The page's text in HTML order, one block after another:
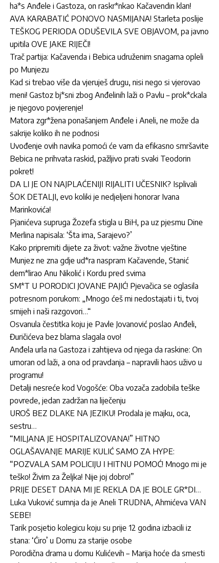
ha*s Anđele i Gastoza, on raskr*nkao Kačavendin klan!
AVA KARABATIĆ PONOVO NASMIJANA! Starleta poslije
TEŠKOG PERIODA ODUŠEVILA SVE OBJAVOM, pa javno
upitila OVE JAKE RIJEČI!
Trač partija: Kačavenda i Bebica udruženim snagama opleli
po Munjezu
Kad si trebao više da vjeruješ drugu, nisi nego si vjerovao
meni! Gastoz bj*sni zbog Anđelinih laži o Pavlu – prok*ckala
je njegovo povjerenje!
Matora zgr*žena ponašanjem Anđele i Aneli, ne može da
sakrije koliko ih ne podnosi
Uvođenje ovih navika pomoći će vam da efikasno smršavite
Bebica ne prihvata raskid, pažljivo prati svaki Teodorin
pokret!
DA LI JE ON NAJPLAĆENIJI RIJALITI UČESNIK? Isplivali
ŠOK DETALJI, evo koliki je nedjeljeni honorar Ivana
Marinkovića!
Pjanićeva supruga Žozefa stigla u BiH, pa uz pjesmu Dine
Merlina napisala: ‘Šta ima, Sarajevo?’
Kako pripremiti dijete za život: važne životne vještine
Munjez ne zna gdje ud*ra naspram Kačavende, Stanić
dem*lirao Anu Nikolić i Kordu pred svima
SM*T U PORODICI JOVANE PAJIĆ! Pjevačica se oglasila
potresnom porukom: „Mnogo ćeš mi nedostajati i ti, tvoj
smijeh i naši razgovori…“
Osvanula čestitka koju je Pavle Jovanović poslao Anđeli,
Đuričićeva bez blama slagala ovo!
Anđela urla na Gastoza i zahtijeva od njega da raskine: On
umoran od laži, a ona od pravdanja – napravili haos uživo u
programu!
Detalji nesreće kod Vogošće: Oba vozača zadobila teške
povrede, jedan zadržan na liječenju
UROŠ BEZ DLAKE NA JEZIKU! Prodala je majku, oca,
sestru…
“MILJANA JE HOSPITALIZOVANA!” HITNO
OGLAŠAVANJE MARIJE KULIĆ SAMO ZA HYPE:
“POZVALA SAM POLICIJU I HITNU POMOĆ! Mnogo mi je
teško! Živim za Željka! Nije joj dobro!”
PRIJE DESET DANA MI JE REKLA DA JE BOLE GR*DI…
Luka Vuković sumnja da je Aneli TRUDNA, Ahmićeva VAN
SEBE!
Tarik posjetio kolegicu koju su prije 12 godina izbacili iz
stana: ‘Ćiro’ u Domu za starije osobe
Porodična drama u domu Kulićevih – Marija hoće da smesti